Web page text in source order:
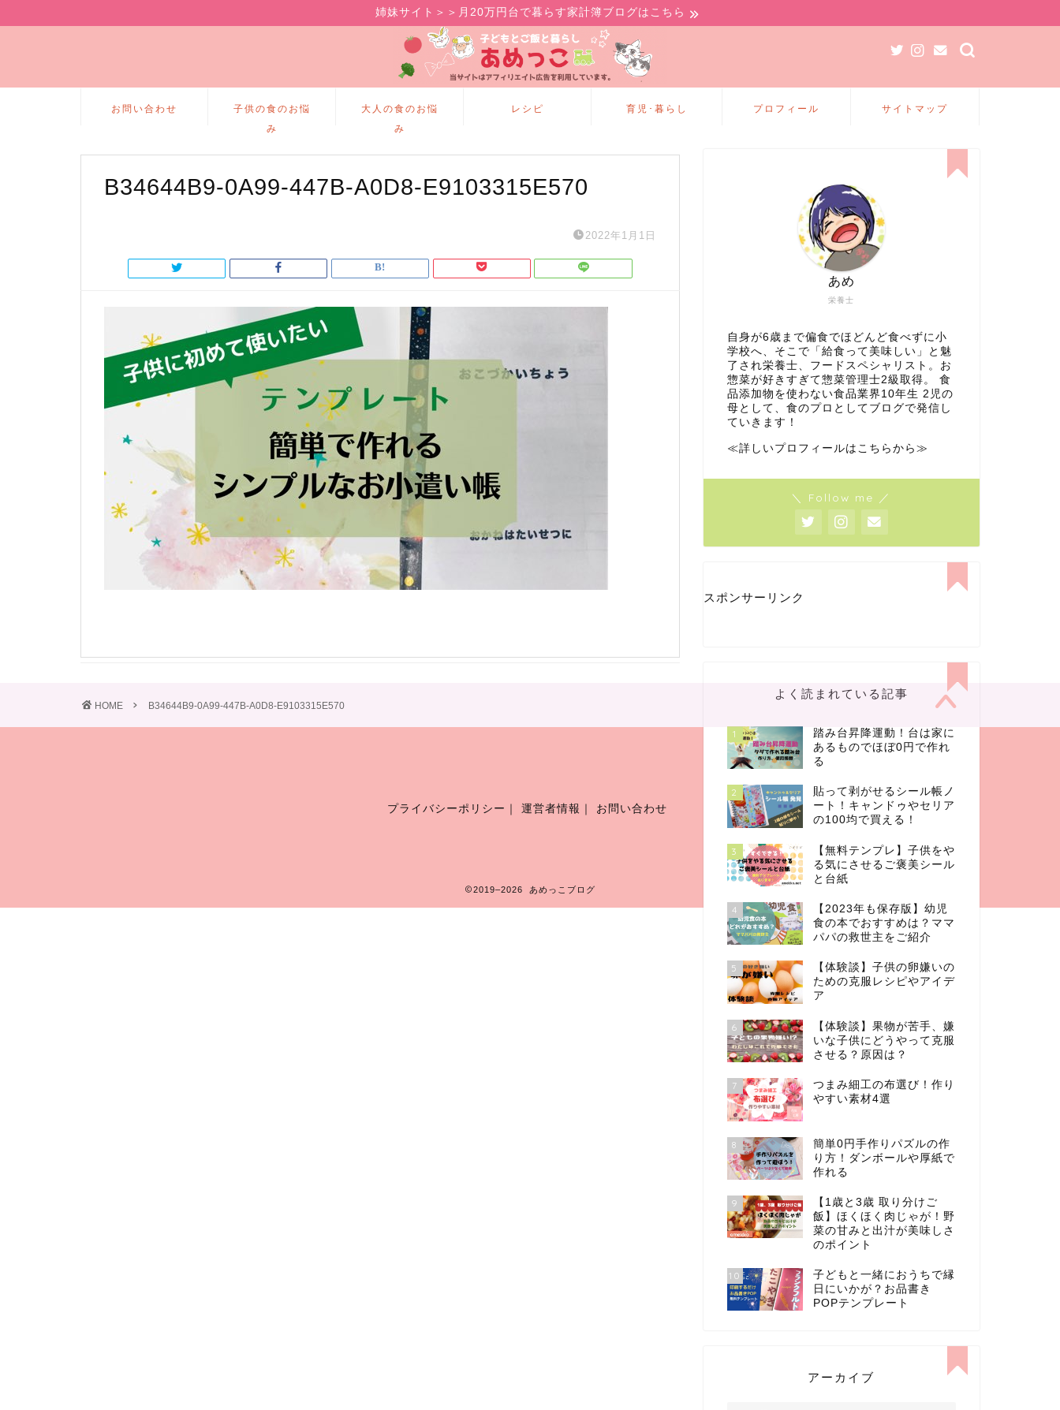
姉妹サイト＞＞月20万円台で暮らす家計簿ブログはこちら
お問い合わせ
子供の食のお悩
み
大人の食のお悩
み
レシピ 育児･暮らし プロフィール サイトマップ
B34644B9-0A99-447B-A0D8-E9103315E570
2022年1月1日
栄養士
あめ
自身が6歳まで偏食でほどんど食べずに小
学校へ、そこで「給食って美味しい」と魅
了され栄養士、フードスペシャリスト。お
惣菜が好きすぎて惣菜管理士2級取得。 食
品添加物を使わない食品業界10年生 2児の
母として、食のプロとしてブログで発信し
ていきます！
≪詳しいプロフィールはこちらから≫
＼ Follow me ／
スポンサーリンク
よく読まれている記事
1
踏み台昇降運動！台は家に
あるものでほぼ0円で作れ
る
2
貼って剥がせるシール帳ノ
ート！キャンドゥやセリア
の100均で買える！
3
【無料テンプレ】子供をや
る気にさせるご褒美シール
と台紙
4
【2023年も保存版】幼児
食の本でおすすめは？ママ
パパの救世主をご紹介
5
【体験談】子供の卵嫌いの
ための克服レシピやアイデ
ア
6
【体験談】果物が苦手、嫌
いな子供にどうやって克服
させる？原因は？
7
つまみ細工の布選び！作り
やすい素材4選
8
簡単0円手作りパズルの作
り方！ダンボールや厚紙で
作れる
9
【1歳と3歳 取り分けご
飯】ほくほく肉じゃが！野
菜の甘みと出汁が美味しさ
のポイント
10
子どもと一緒におうちで縁
日にいかが？お品書き
POPテンプレート
アーカイブ
HOME B34644B9-0A99-447B-A0D8-E9103315E570
プライバシーポリシー ｜ 運営者情報 ｜ お問い合わせ
2019–2026 あめっこブログ